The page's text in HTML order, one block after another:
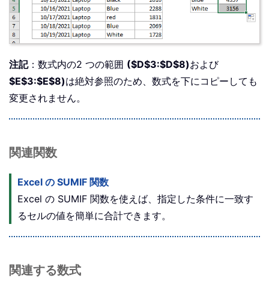
注記：数式内の2 つの範囲 ($D$3:$D$8)および
$E$3:$E$8)は絶対参照のため、数式を下にコピーしても
変更されません。
関連関数
Excel の SUMIF 関数
Excel の SUMIF 関数を使えば、指定した条件に一致す
るセルの値を簡単に合計できます。
関連する数式